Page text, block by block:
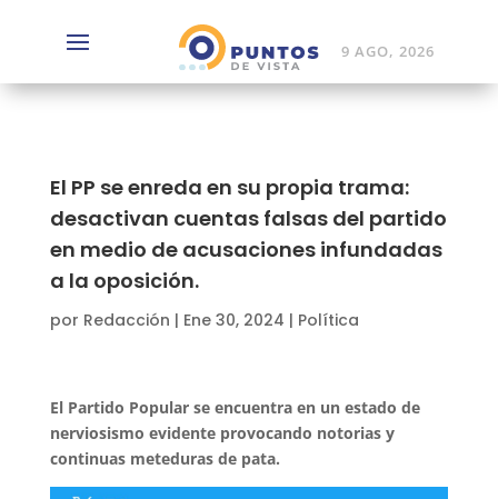
9 AGO, 2026
El PP se enreda en su propia trama:
desactivan cuentas falsas del partido
en medio de acusaciones infundadas
a la oposición.
por Redacción | Ene 30, 2024 | Política
El Partido Popular se encuentra en un estado de
nerviosismo evidente provocando notorias y
continuas meteduras de pata.